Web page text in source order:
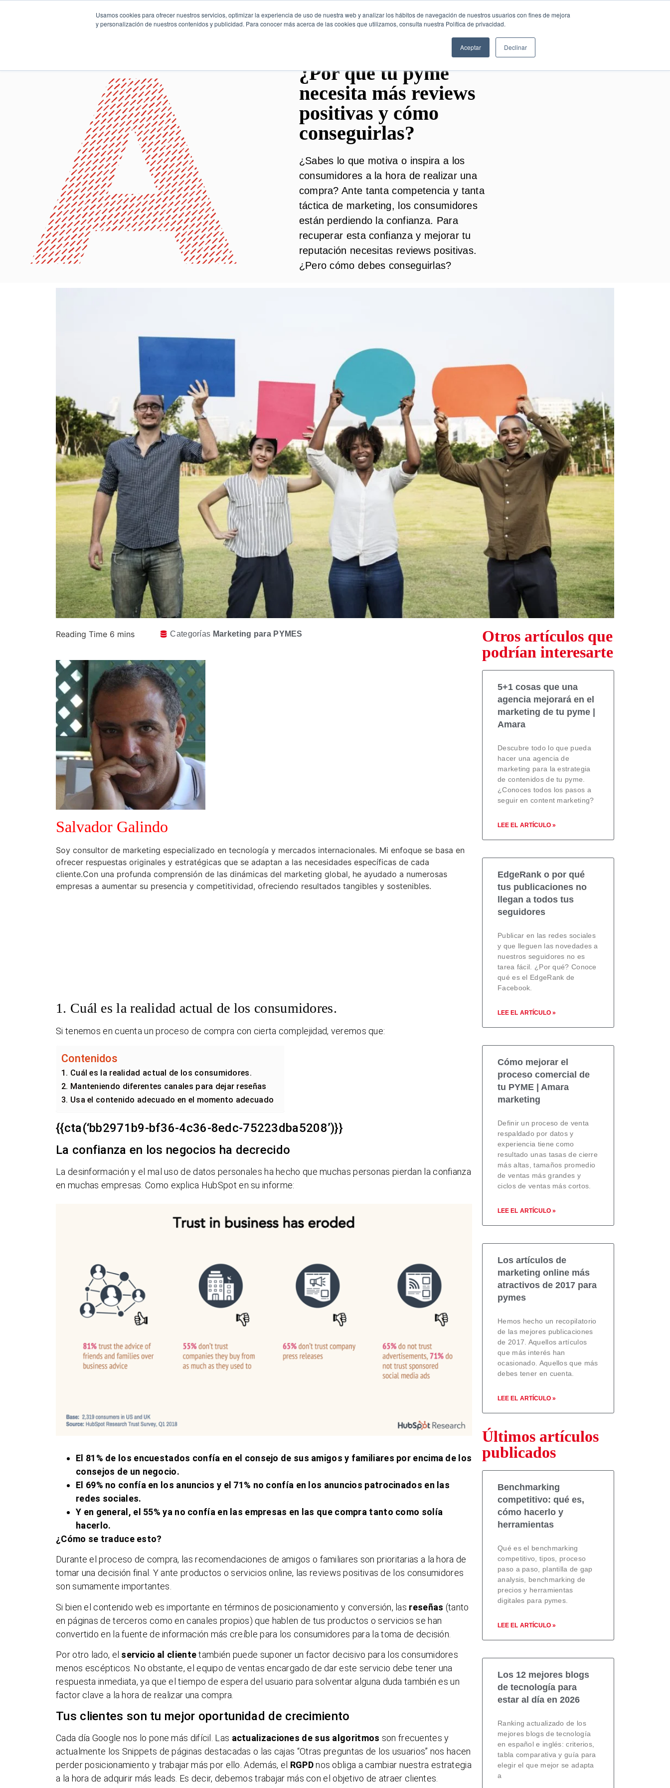
Usamos cookies para ofrecer nuestros servicios, optimizar la experiencia de uso de nuestra web y analizar los hábitos de navegación de nuestros usuarios con fines de mejora
y personalización de nuestros contenidos y publicidad. Para conocer más acerca de las cookies que utilizamos, consulta nuestra Política de privacidad.
Aceptar Declinar
¿Por qué tu pyme
necesita más reviews
positivas y cómo
conseguirlas?
¿Sabes lo que motiva o inspira a los
consumidores a la hora de realizar una
compra? Ante tanta competencia y tanta
táctica de marketing, los consumidores
están perdiendo la confianza. Para
recuperar esta confianza y mejorar tu
reputación necesitas reviews positivas.
¿Pero cómo debes conseguirlas?
Categorías Marketing para PYMES
Salvador Galindo
Soy consultor de marketing especializado en tecnología y mercados internacionales. Mi enfoque se basa en
ofrecer respuestas originales y estratégicas que se adaptan a las necesidades específicas de cada
cliente.Con una profunda comprensión de las dinámicas del marketing global, he ayudado a numerosas
empresas a aumentar su presencia y competitividad, ofreciendo resultados tangibles y sostenibles.
1. Cuál es la realidad actual de los consumidores.
Si tenemos en cuenta un proceso de compra con cierta complejidad, veremos que:
Contenidos
1. Cuál es la realidad actual de los consumidores.
2. Manteniendo diferentes canales para dejar reseñas
3. Usa el contenido adecuado en el momento adecuado
{{cta(‘bb2971b9-bf36-4c36-8edc-75223dba5208’)}}
La confianza en los negocios ha decrecido
La desinformación y el mal uso de datos personales ha hecho que muchas personas pierdan la confianza
en muchas empresas. Como explica HubSpot en su informe:
El 81% de los encuestados confía en el consejo de sus amigos y familiares por encima de los
consejos de un negocio.
El 69% no confía en los anuncios y el 71% no confía en los anuncios patrocinados en las
redes sociales.
Y en general, el 55% ya no confía en las empresas en las que compra tanto como solía
hacerlo.
¿Cómo se traduce esto?
Durante el proceso de compra, las recomendaciones de amigos o familiares son prioritarias a la hora de
tomar una decisión final. Y ante productos o servicios online, las reviews positivas de los consumidores
son sumamente importantes.
Si bien el contenido web es importante en términos de posicionamiento y conversión, las reseñas (tanto
en páginas de terceros como en canales propios) que hablen de tus productos o servicios se han
convertido en la fuente de información más creíble para los consumidores para la toma de decisión.
Por otro lado, el servicio al clientetambién puede suponer un factor decisivo para los consumidores
menos escépticos. No obstante, el equipo de ventas encargado de dar este servicio debe tener una
respuesta inmediata, ya que el tiempo de espera del usuario para solventar alguna duda también es un
factor clave a la hora de realizar una compra.
Tus clientes son tu mejor oportunidad de crecimiento
Cada día Google nos lo pone más difícil. Las actualizaciones de sus algoritmos son frecuentes y
actualmente los Snippets de páginas destacadas o las cajas “Otras preguntas de los usuarios” nos hacen
perder posicionamiento y trabajar más por ello. Además, el RGPDnos obliga a cambiar nuestra estrategia
a la hora de adquirir más leads. Es decir, debemos trabajar más con el objetivo de atraer clientes.
Otros artículos que
podrían interesarte
5+1 cosas que una
agencia mejorará en el
marketing de tu pyme |
Amara
Descubre todo lo que pueda
hacer una agencia de
marketing para la estrategia
de contenidos de tu pyme.
¿Conoces todos los pasos a
seguir en content marketing?
LEE EL ARTÍCULO »
EdgeRank o por qué
tus publicaciones no
llegan a todos tus
seguidores
Publicar en las redes sociales
y que lleguen las novedades a
nuestros seguidores no es
tarea fácil. ¿Por qué? Conoce
qué es el EdgeRank de
Facebook.
LEE EL ARTÍCULO »
Cómo mejorar el
proceso comercial de
tu PYME | Amara
marketing
Definir un proceso de venta
respaldado por datos y
experiencia tiene como
resultado unas tasas de cierre
más altas, tamaños promedio
de ventas más grandes y
ciclos de ventas más cortos.
LEE EL ARTÍCULO »
Los artículos de
marketing online más
atractivos de 2017 para
pymes
Hemos hecho un recopilatorio
de las mejores publicaciones
de 2017. Aquellos artículos
que más interés han
ocasionado. Aquellos que más
debes tener en cuenta.
LEE EL ARTÍCULO »
Últimos artículos
publicados
Benchmarking
competitivo: qué es,
cómo hacerlo y
herramientas
Qué es el benchmarking
competitivo, tipos, proceso
paso a paso, plantilla de gap
analysis, benchmarking de
precios y herramientas
digitales para pymes.
LEE EL ARTÍCULO »
Los 12 mejores blogs
de tecnología para
estar al día en 2026
Ranking actualizado de los
mejores blogs de tecnología
en español e inglés: criterios,
tabla comparativa y guía para
elegir el que mejor se adapta
a